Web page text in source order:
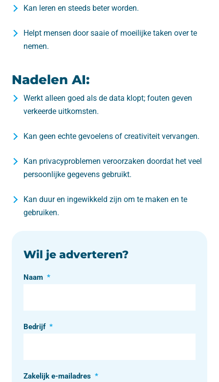
Kan leren en steeds beter worden.
Helpt mensen door saaie of moeilijke taken over te
nemen.
Nadelen AI:
Werkt alleen goed als de data klopt; fouten geven
verkeerde uitkomsten.
Kan geen echte gevoelens of creativiteit vervangen.
Kan privacyproblemen veroorzaken doordat het veel
persoonlijke gegevens gebruikt.
Kan duur en ingewikkeld zijn om te maken en te
gebruiken.
Wil je adverteren?
Naam *
Bedrijf *
Zakelijk e-mailadres *